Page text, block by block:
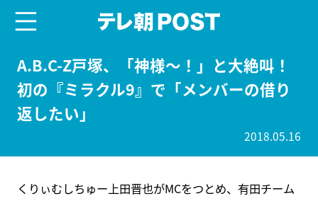
A.B.C-Z戸塚、「神様～！」と大絶叫！
初の『ミラクル9』で「メンバーの借り
返したい」
2018.05.16
くりぃむしちゅー上田晋也がMCをつとめ、有田チーム